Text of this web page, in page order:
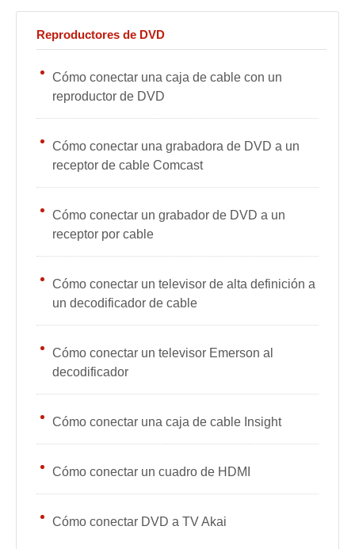
Reproductores de DVD
Cómo conectar una caja de cable con un
reproductor de DVD
Cómo conectar una grabadora de DVD a un
receptor de cable Comcast
Cómo conectar un grabador de DVD a un
receptor por cable
Cómo conectar un televisor de alta definición a
un decodificador de cable
Cómo conectar un televisor Emerson al
decodificador
Cómo conectar una caja de cable Insight
Cómo conectar un cuadro de HDMI
Cómo conectar DVD a TV Akai